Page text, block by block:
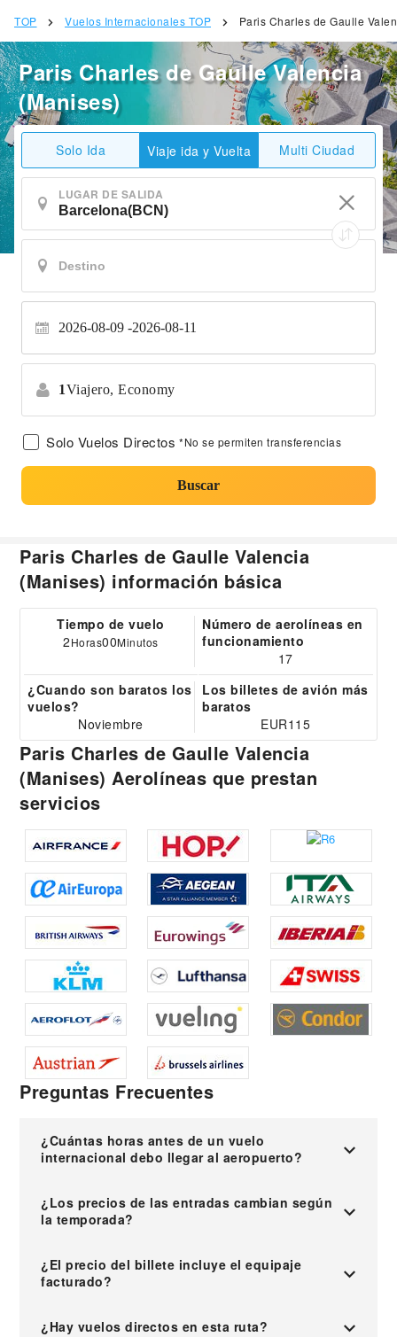
TOP Vuelos Internacionales TOP Paris Charles de Gaulle
Paris Charles de Gaulle Valencia
(Manises)
Solo Ida Viaje ida y Vuelta Multi Ciudad
LUGAR DE SALIDA
2026-08-09 2026-08-11
1Viajero, Economy
Solo Vuelos Directos *No se permiten transferencias
Buscar
Paris Charles de Gaulle Valencia
(Manises) información básica
Tiempo de vuelo
2Horas00Minutos
Número de aerolíneas en
funcionamiento
17
¿Cuando son baratos los
vuelos?
Noviembre
Los billetes de avión más
baratos
EUR115
Paris Charles de Gaulle Valencia
(Manises) Aerolíneas que prestan
servicios
Preguntas Frecuentes
¿Cuántas horas antes de un vuelo
internacional debo llegar al aeropuerto?
¿Los precios de las entradas cambian según
la temporada?
¿El precio del billete incluye el equipaje
facturado?
¿Hay vuelos directos en esta ruta?